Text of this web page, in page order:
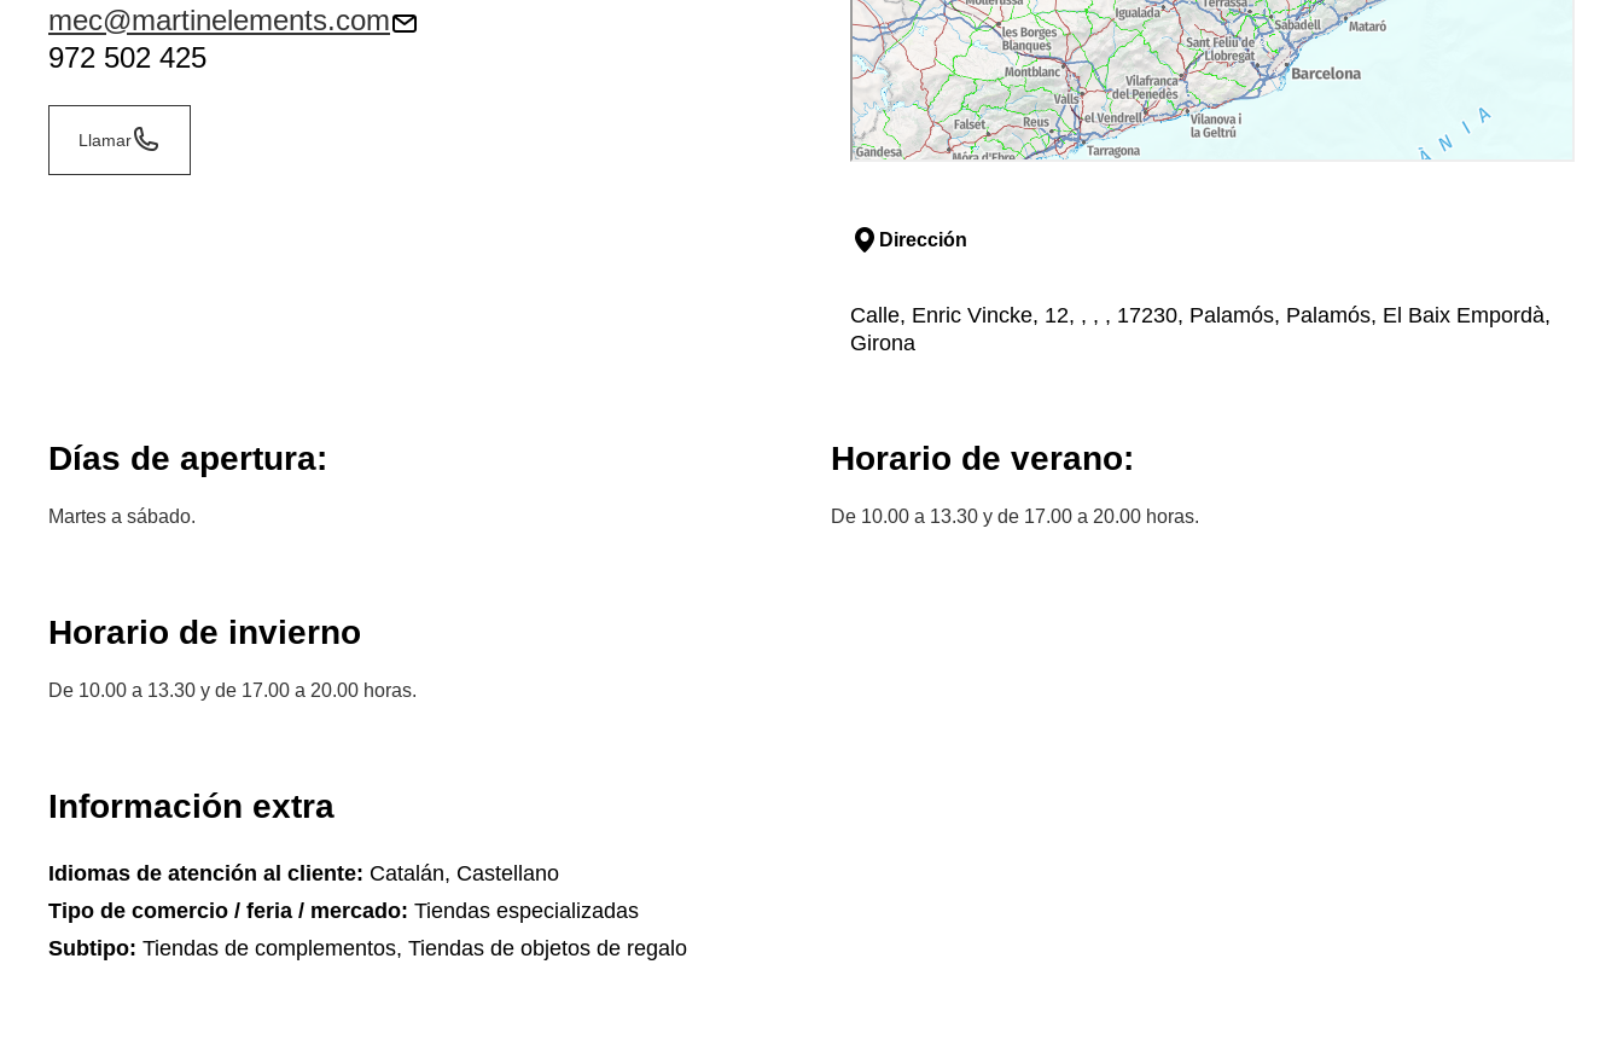
mec@martinelements.com
972 502 425
Llamar
Dirección
Calle, Enric Vincke, 12, , , , 17230, Palamós, Palamós, El Baix Empordà,
Girona
Días de apertura:
Martes a sábado.
Horario de verano:
De 10.00 a 13.30 y de 17.00 a 20.00 horas.
Horario de invierno
De 10.00 a 13.30 y de 17.00 a 20.00 horas.
Información extra
Idiomas de atención al cliente: Catalán, Castellano
Tipo de comercio / feria / mercado: Tiendas especializadas
Subtipo: Tiendas de complementos, Tiendas de objetos de regalo